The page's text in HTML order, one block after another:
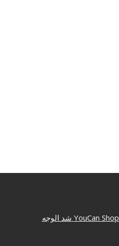
YouCan Shop شد الوجه